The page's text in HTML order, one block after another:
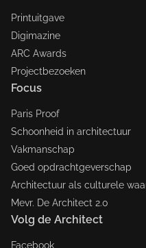
Printuitgave
Digimazine
ARC Awards
Projectbezoeken
Focus
Paris Proof
Schoonheid in architectuur
Vakmanschap
Goed opdrachtgeverschap
Architectuur als culturele
Mevr. De Architect 2.0
Volg de Architect
Facebook